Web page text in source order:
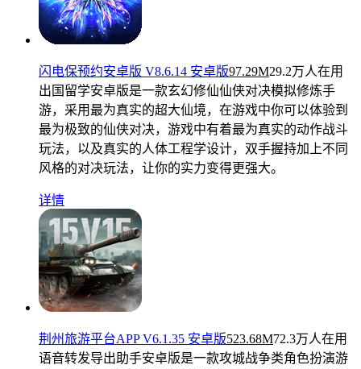
闪电保预约安卓版 V8.6.14 安卓版97.29M29.2万人在用
出国留学安卓版是一款玄幻修仙仙侠对决模拟修炼手
游，采用最为真实的超大仙境，在游戏中你可以体验到
最为极致的仙侠对决，游戏中有着最为真实的动作战斗
玩法，以及真实的人体工程学设计，双手握持加上不同
风格的对决玩法，让你的实力变得更强大。
详情
荆州旅游平台APP V6.1.35 安卓版523.68M72.3万人在用
语音转发导出助手安卓版是一款攻城战争类角色扮演游